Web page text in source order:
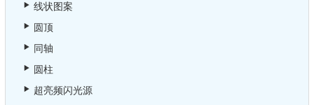
线状图案
圆顶
同轴
圆柱
超亮频闪光源